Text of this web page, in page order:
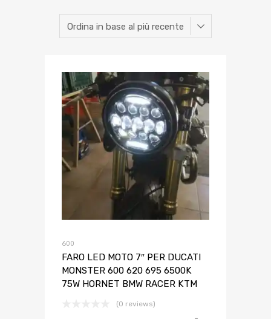
600
FARO LED MOTO 7″ PER DUCATI
MONSTER 600 620 695 6500K
75W HORNET BMW RACER KTM
(0 reviews)